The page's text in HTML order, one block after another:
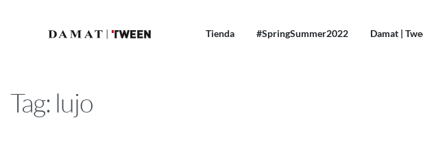
Tienda #SpringSummer2022 Damat |
Tag: lujo